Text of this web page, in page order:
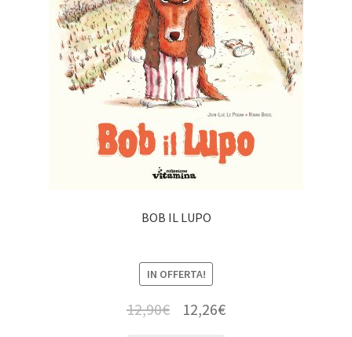
BOB IL LUPO
IN OFFERTA!
12,90€ 12,26€